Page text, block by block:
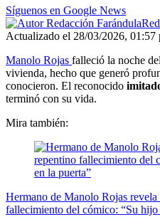
Síguenos en Google News
Actualizado el 28/03/2026, 01:57
Manolo Rojas falleció la noche
vivienda, hecho que generó
conocieron. El reconocido
terminó con su vida.
Mira también:
Hermano de Manolo Rojas
fallecimiento del cómico: “Su